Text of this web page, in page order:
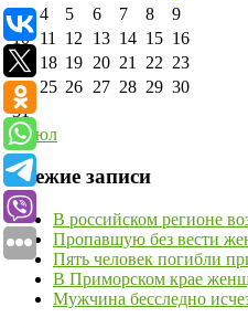
3
4 5 6 7 8
9
10 11 12 13 14 15 16
17
18 19 20 21 22 23
24 25 26 27 28 29 30
31
« Июл
Свежие записи
В российском регионе
Пропавшую без вести
Пять человек погибли
В Приморском крае
Мужчина бесследно